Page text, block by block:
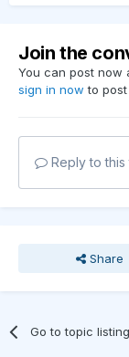
Join the
You can post now
sign in now to
Reply to this
Share
Go to topic listing